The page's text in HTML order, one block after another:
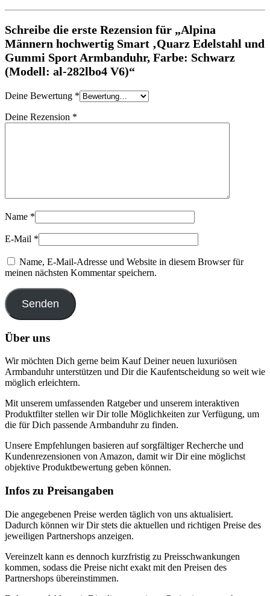
Schreibe die erste Rezension für „Alpina
Männern hochwertig Smart ‚Quarz Edelstahl und
Gummi Sport Armbanduhr, Farbe: Schwarz
(Modell: al-282lbo4 V6)“
Deine Bewertung *
Deine Rezension *
Name *
E-Mail *
Name, E-Mail-Adresse und Website in diesem Browser für
meinen nächsten Kommentar speichern.
Über uns
Wir möchten Dich gerne beim Kauf Deiner neuen luxuriösen
Armbanduhr unterstützen und Dir die Kaufentscheidung so weit wie
möglich erleichtern.
Mit unserem umfassenden Ratgeber und unserem interaktiven
Produktfilter stellen wir Dir tolle Möglichkeiten zur Verfügung, um
die für Dich passende Armbanduhr zu finden.
Unsere Empfehlungen basieren auf sorgfältiger Recherche und
Kundenrezensionen von Amazon, damit wir Dir eine möglichst
objektive Produktbewertung geben können.
Infos zu Preisangaben
Die angegebenen Preise werden täglich von uns aktualisiert.
Dadurch können wir Dir stets die aktuellen und richtigen Preise des
jeweiligen Partnershops anzeigen.
Vereinzelt kann es dennoch kurzfristig zu Preisschwankungen
kommen, sodass die Preise nicht exakt mit den Preisen des
Partnershops übereinstimmen.